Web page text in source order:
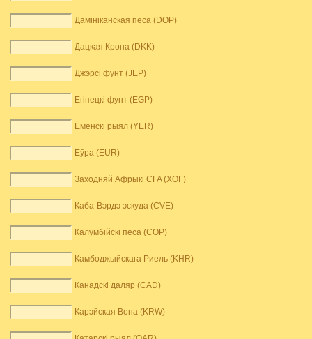
Дамініканская песа (DOP)
Дацкая Крона (DKK)
Джэрсі фунт (JEP)
Егіпецкі фунт (EGP)
Еменскі рыял (YER)
Еўра (EUR)
Заходняй Афрыкі CFA (XOF)
Каба-Вэрдэ эскуда (CVE)
Калумбійскі песа (COP)
Камбоджыйскага Риель (KHR)
Канадскі даляр (CAD)
Карэйская Вона (KRW)